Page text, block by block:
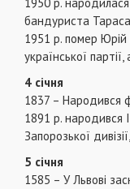
1950 р.
бандуриста
1951 р. помер Юрій
української
4 січня
1837 – Народився
1891 р.
Запорозької
5 січня
1585 – У Львові